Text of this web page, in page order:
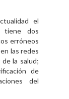
el
tiene dos
erróneos
las redes
la salud;
de
del